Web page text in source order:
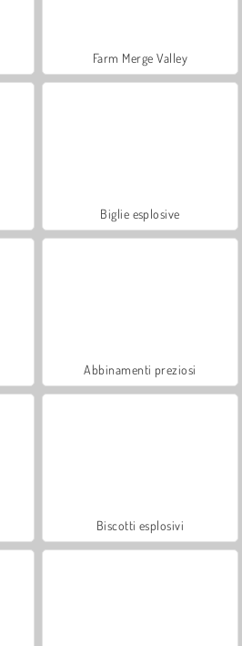
Farm Merge Valley
Biglie esplosive
Abbinamenti preziosi
Biscotti esplosivi